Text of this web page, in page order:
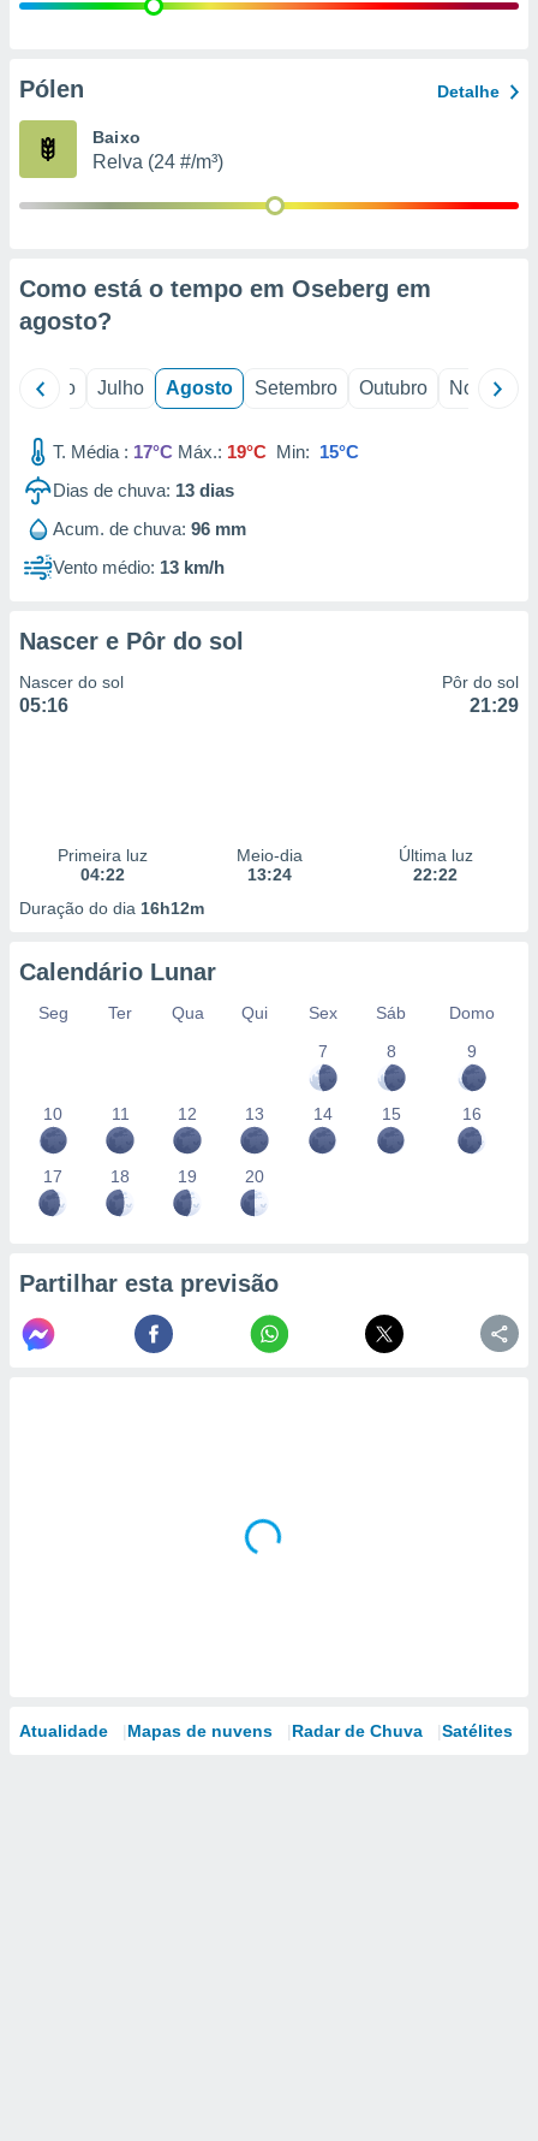
e
de
Pólen Detalhe
Baixo
Relva (24 #/m³)
Como está o tempo em Oseberg em
agosto?
Junho Julho Agosto Setembro Outubro Novembro
T. Média : 17°C Máx.: 19°C Min: 15°C
Dias de chuva: 13 dias
Acum. de chuva: 96 mm
Vento médio: 13 km/h
Nascer e Pôr do sol
Nascer do sol
05:16
Pôr do sol
21:29
Primeira luz
04:22
Meio-dia
13:24
Última luz
22:22
Duração do dia 16h12m
Calendário Lunar
Seg Ter Qua Qui Sex Sáb
Domo
7
8 9
10 11 12 13 14 15 16
17 18 19 20
Partilhar esta previsão
Atualidade Mapas de nuvens Radar de Chuva Satélites